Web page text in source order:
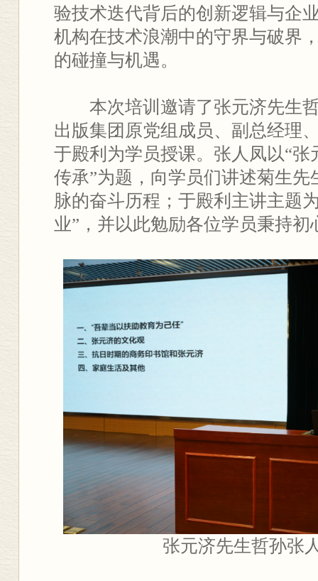
验技术迭代背后的创新逻辑与企
机构在技术浪潮中的守界与破界
的碰撞与机遇。
本次培训邀请了张元济先生
出版集团原党组成员、副总经理
于殿利为学员授课。张人凤以“
传承”为题，向学员们讲述菊生
脉的奋斗历程；于殿利主讲主题
业”，并以此勉励各位学员秉持初
张元济先生哲孙张